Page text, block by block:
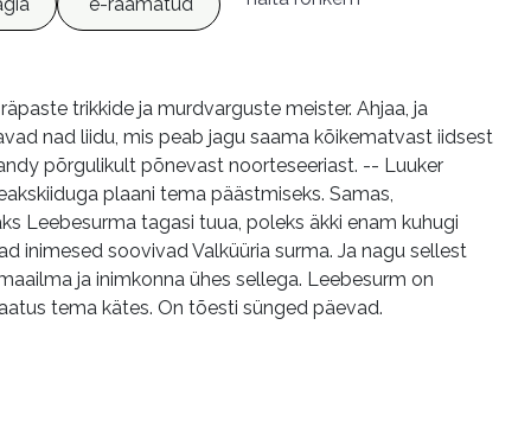
trikkide ja murdvarguste meister. Ahjaa, ja
nad liidu, mis peab jagu saama kõikematvast iidsest
põrgulikult põnevast noorteseeriast. -- Luuker
plaani tema päästmiseks. Samas,
Leebesurma tagasi tuua, poleks äkki enam kuhugi
inimesed soovivad Valküüria surma. Ja nagu sellest
ja inimkonna ühes sellega. Leebesurm on
tema kätes. On tõesti sünged päevad.